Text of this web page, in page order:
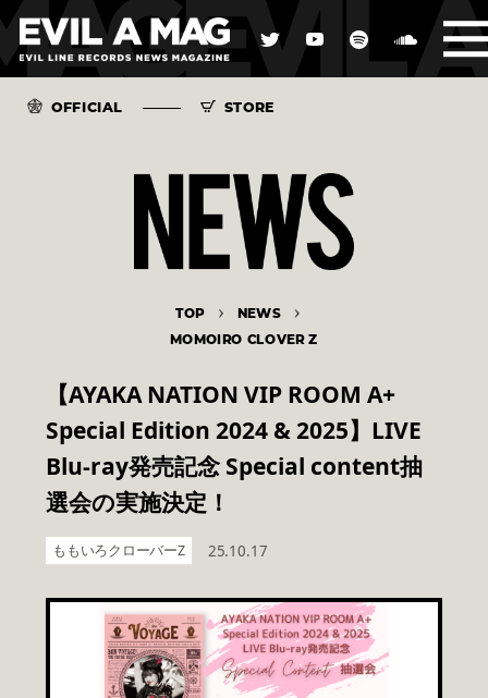
OFFICIAL STORE
TOP NEWS
MOMOIRO CLOVER Z
【AYAKA NATION VIP ROOM A+
Special Edition 2024 & 2025】LIVE
Blu-ray発売記念 Special content抽
選会の実施決定！
ももいろクローバーZ 25.10.17